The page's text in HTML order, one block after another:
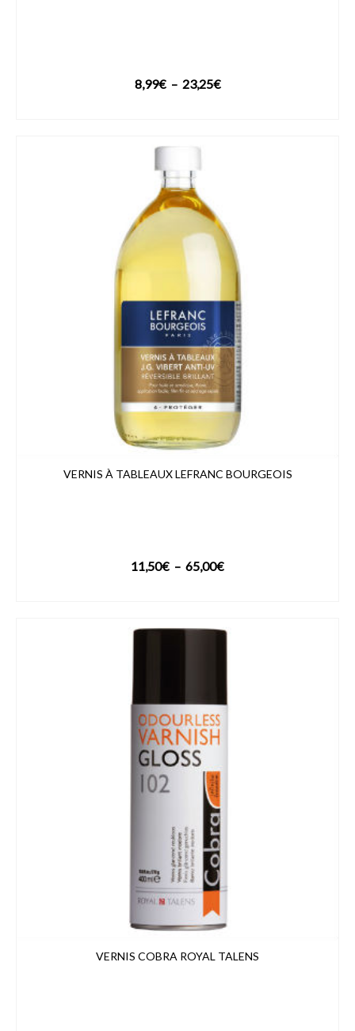
8,99€ – 23,25€Plage
VERNIS À TABLEAUX LEFRANC BOURGEOIS
11,50€ – 65,00€Plage
à
VERNIS COBRA ROYAL TALENS